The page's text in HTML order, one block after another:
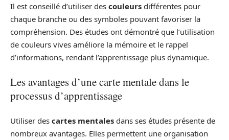
Il est conseillé d’utiliser des couleurs différentes pour
chaque branche ou des symboles pouvant favoriser la
compréhension. Des études ont démontré que l’utilisation
de couleurs vives améliore la mémoire et le rappel
d’informations, rendant l’apprentissage plus dynamique.
Les avantages d’une carte mentale dans le
processus d’apprentissage
Utiliser des cartes mentales dans ses études présente de
nombreux avantages. Elles permettent une organisation